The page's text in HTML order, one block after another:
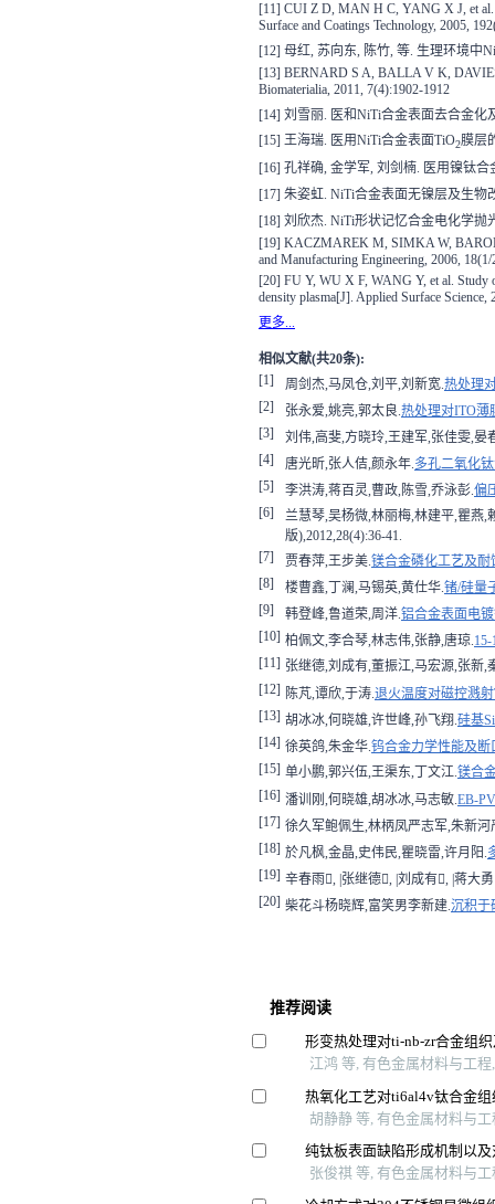
[11] CUI Z D, MAN H C, YANG X J, et al.
Surface and Coatings Technology, 2005,
[12] 母红, 苏向东, 陈竹, 等. 生理环境中
[13] BERNARD S A, BALLA V K, DAVIES
Biomaterialia, 2011, 7(4):1902-1912
[14] 刘雪丽. 医和NiTi合金表面去合金化
[15] 王海瑞. 医用NiTi合金表面TiO2膜层
[16] 孔祥确, 金学军, 刘剑楠. 医用镍钛合
[17] 朱姿虹. NiTi合金表面无镍层及生物
[18] 刘欣杰. NiTi形状记忆合金电化学抛
[19] KACZMAREK M, SIMKA W, BARON
and Manufacturing Engineering, 2006,
[20] FU Y, WU X F, WANG Y, et al. Study
density plasma[J]. Applied Surface Science,
更多...
相似文献(共20条):
[1]
周剑杰,马凤仓,刘平,刘新宽.热处理
[2]
张永爱,姚亮,郭太良.热处理对ITO薄
[3]
刘伟,高斐,方晓玲,王建军,张佳雯,晏
[4]
唐光昕,张人佶,颜永年.多孔二氧化
[5]
李洪涛,蒋百灵,曹政,陈雪,乔泳彭.偏
[6]
兰慧琴,吴杨微,林丽梅,林建平,瞿燕,
版),2012,28(4):36-41.
[7]
贾春萍,王步美.镁合金磷化工艺及耐
[8]
楼曹鑫,丁澜,马锡英,黄仕华.锗/硅量
[9]
韩登峰,鲁道荣,周洋.铝合金表面电
[10] 柏佩文,李合琴,林志伟,张静,唐琼.
[11] 张继德,刘成有,董振江,马宏源,张新,
[12] 陈芃,谭欣,于涛.退火温度对磁控溅
[13] 胡冰冰,何晓雄,许世峰,孙飞翔.硅基
[14] 徐英鸽,朱金华.钨合金力学性能及
[15] 单小鹏,郭兴伍,王渠东,丁文江.镁合
[16] 潘训刚,何晓雄,胡冰冰,马志敏.EB-
[17] 徐久军鲍佩生,林柄凤严志军,朱新河
[18] 於凡枫,金晶,史伟民,瞿晓雷,许月阳.
[19] 辛春雨, |张继德, |刘成有, |蒋大
[20] 柴花斗杨晓辉,富笑男李新建.沉积于
推荐阅读
形变热处理对ti-nb-zr合金组
江鸿 等, 有色金属材料与工程
热氧化工艺对ti6al4v钛合金
胡静静 等, 有色金属材料与工
纯钛板表面缺陷形成机制以
张俊祺 等, 有色金属材料与工